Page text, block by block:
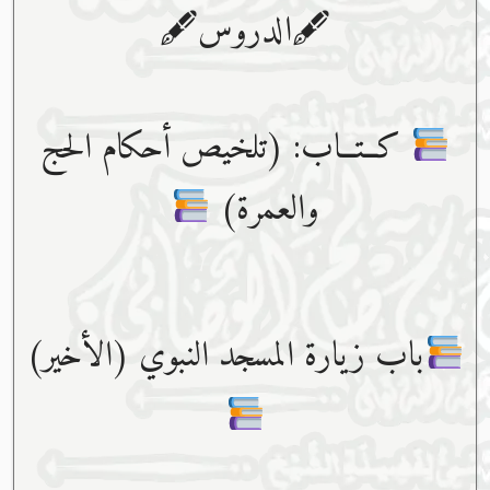
🖋الدروس🖋
كــتــاب: (تلخيص أحكام الحج
والعمرة)
باب زيارة المسجد النبوي (الأخير)